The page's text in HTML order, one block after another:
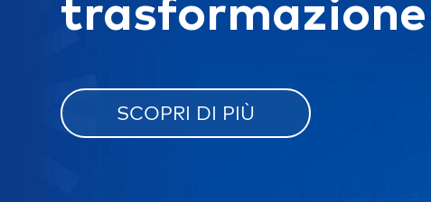
SCOPRI DI PIÙ